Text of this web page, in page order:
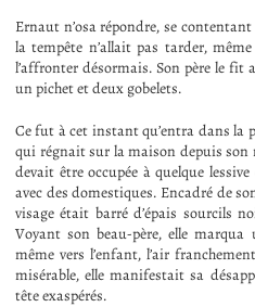
Ernaut n’osa répondre, se
la tempête n’allait pas tarder,
l’affronter désormais. Son père le
un pichet et deux gobelets.
Ce fut à cet instant qu’entra dans la
qui régnait sur la maison depuis son
devait être occupée à quelque
avec des domestiques. Encadré de
visage était barré d’épais sourcils
Voyant son beau-père, elle
même vers l’enfant, l’air
misérable, elle manifestait sa
tête exaspérés.